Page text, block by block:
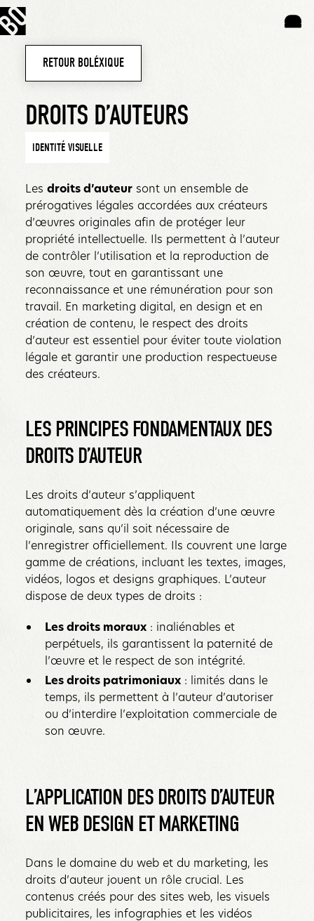
RETOUR BOLÉXIQUE
DROITS D’AUTEURS
IDENTITÉ VISUELLE
Les droits d’auteur sont un ensemble de
prérogatives légales accordées aux créateurs
d’œuvres originales afin de protéger leur
propriété intellectuelle. Ils permettent à l’auteur
de contrôler l’utilisation et la reproduction de
son œuvre, tout en garantissant une
reconnaissance et une rémunération pour son
travail. En marketing digital, en design et en
création de contenu, le respect des droits
d’auteur est essentiel pour éviter toute violation
légale et garantir une production respectueuse
des créateurs.
LES PRINCIPES FONDAMENTAUX DES
DROITS D’AUTEUR
Les droits d’auteur s’appliquent
automatiquement dès la création d’une œuvre
originale, sans qu’il soit nécessaire de
l’enregistrer officiellement. Ils couvrent une large
gamme de créations, incluant les textes, images,
vidéos, logos et designs graphiques. L’auteur
dispose de deux types de droits :
Les droits moraux : inaliénables et
perpétuels, ils garantissent la paternité de
l’œuvre et le respect de son intégrité.
Les droits patrimoniaux : limités dans le
temps, ils permettent à l’auteur d’autoriser
ou d’interdire l’exploitation commerciale de
son œuvre.
L’APPLICATION DES DROITS D’AUTEUR
EN WEB DESIGN ET MARKETING
Dans le domaine du web et du marketing, les
droits d’auteur jouent un rôle crucial. Les
contenus créés pour des sites web, les visuels
publicitaires, les infographies et les vidéos